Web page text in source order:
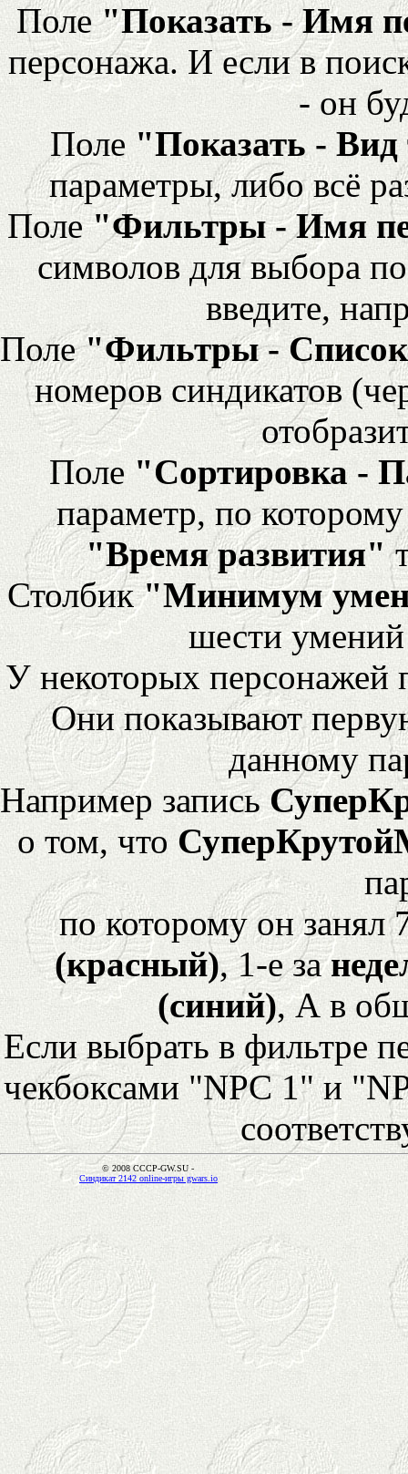
Поле"Показать - Имя
персонажа. И если в
- он
Поле "Показать -
параметры, либо всё
Поле"Фильтры - Имя
символов для выбора
введите,
Поле"Фильтры - Список
номеров синдикатов
Поле "Сортировка -
параметр, по
"Время развития"
Столбик"Минимум
шести
У некоторых персонажей
Они показывают
данному
Например запись
о том, что
по которому он
(красный), 1-е за
(синий), А в
Если выбрать в фильтре
чекбоксами "NPC 1" и
© 2008 CCCP-GW.SU -
Синдикат 2142 online-игры gwars.io